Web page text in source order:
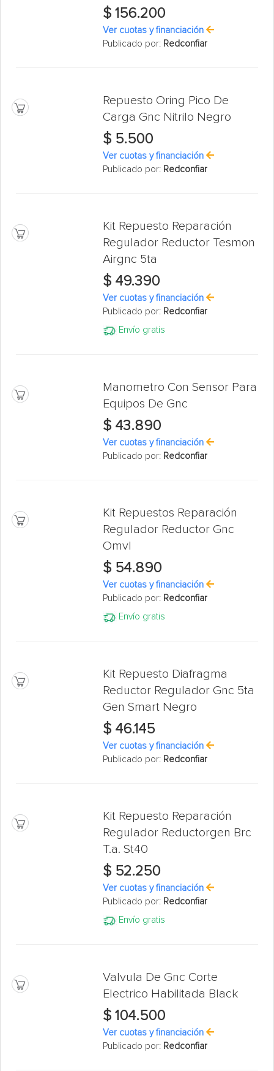
$ 156.200
Ver cuotas y financiación
Publicado por: Redconfiar
Repuesto Oring Pico De
Carga Gnc Nitrilo Negro
$ 5.500
Ver cuotas y financiación
Publicado por: Redconfiar
Kit Repuesto Reparación
Regulador Reductor Tesmon
Airgnc 5ta
$ 49.390
Ver cuotas y financiación
Publicado por: Redconfiar
Envío gratis
Manometro Con Sensor Para
Equipos De Gnc
$ 43.890
Ver cuotas y financiación
Publicado por: Redconfiar
Kit Repuestos Reparación
Regulador Reductor Gnc
Omvl
$ 54.890
Ver cuotas y financiación
Publicado por: Redconfiar
Envío gratis
Kit Repuesto Diafragma
Reductor Regulador Gnc 5ta
Gen Smart Negro
$ 46.145
Ver cuotas y financiación
Publicado por: Redconfiar
Kit Repuesto Reparación
Regulador Reductorgen Brc
T.a. St40
$ 52.250
Ver cuotas y financiación
Publicado por: Redconfiar
Envío gratis
Valvula De Gnc Corte
Electrico Habilitada Black
$ 104.500
Ver cuotas y financiación
Publicado por: Redconfiar